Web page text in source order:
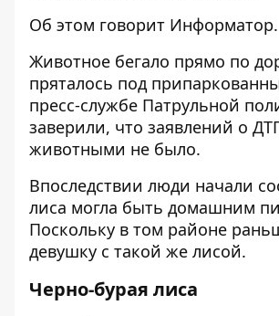
Об этом говорит Информатор.
Животное бегало прямо по
пряталось под
пресс-службе Патрульной
заверили, что заявлений о
животными не было.
Впоследствии люди начали
лиса могла быть домашним
Поскольку в том районе
девушку с такой же лисой.
Черно-бурая лиса